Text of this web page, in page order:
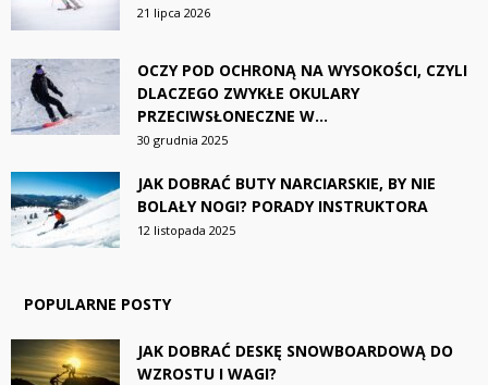
21 lipca 2026
OCZY POD OCHRONĄ NA WYSOKOŚCI, CZYLI
DLACZEGO ZWYKŁE OKULARY
PRZECIWSŁONECZNE W...
30 grudnia 2025
JAK DOBRAĆ BUTY NARCIARSKIE, BY NIE
BOLAŁY NOGI? PORADY INSTRUKTORA
12 listopada 2025
POPULARNE POSTY
JAK DOBRAĆ DESKĘ SNOWBOARDOWĄ DO
WZROSTU I WAGI?